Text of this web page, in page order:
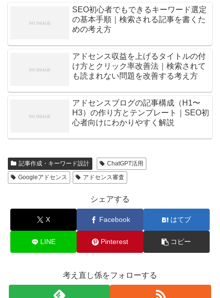
SEO初心者でもできるキーワード選定
の基本手順｜検索される記事を書くた
めの考え方
アドセンス収益を上げるタイトルの付
け方とクリック率改善法｜検索されて
も読まれない問題を改善する考え方
アドセンスブログの記事構成（H1〜
H3）の作り方とテンプレート｜SEO初
心者向けにわかりやすく解説
記事作成・キーワード設計
ChatGPT活用
Googleアドセンス
アドセンス審査
シェアする
X Facebook はてブ
LINE Pinterest コピー
考え直し係をフォローする